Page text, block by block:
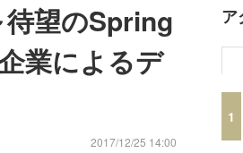
望のSpring
業によるデ
2017/12/25 14:00
ア
1